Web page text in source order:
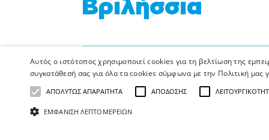
Βριλήσσια
Η κενή αυτή θέση δεν είναι πλέον
Ο Όμιλος ΑΛΦΑ ΒΗΤΑ
τροφίμων με περισσότερα
Αυτός ο ιστότοπος χρησιμοποιεί cookies για τη βελτίωση της
συγκατάθεσή σας για όλα τα cookies σύμφωνα με την Πολιτική μας
ΑΠΟΛΎΤΩΣ ΑΠΑΡΑΊΤΗΤΑ ΑΠΌΔΟΣΗΣ
ΕΜΦΆΝΙΣΗ ΛΕΠΤΟΜΕΡΕΙΏΝ